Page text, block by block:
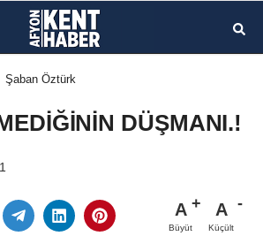
Şaban Öztürk
DÜŞMANI.!
A
Büyüt
A
Küçült